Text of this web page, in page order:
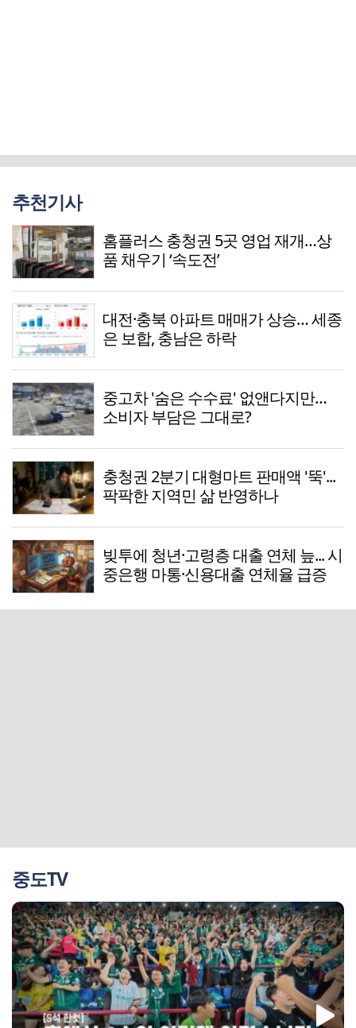
추천기사
홈플러스 충청권 5곳 영업 재개…상
품 채우기 ‘속도전’
대전·충북 아파트 매매가 상승… 세종
은 보합, 충남은 하락
중고차 '숨은 수수료' 없앤다지만…
소비자 부담은 그대로?
충청권 2분기 대형마트 판매액 '뚝'...
팍팍한 지역민 삶 반영하나
빚투에 청년·고령층 대출 연체 늪... 시
중은행 마통·신용대출 연체율 급증
중도TV